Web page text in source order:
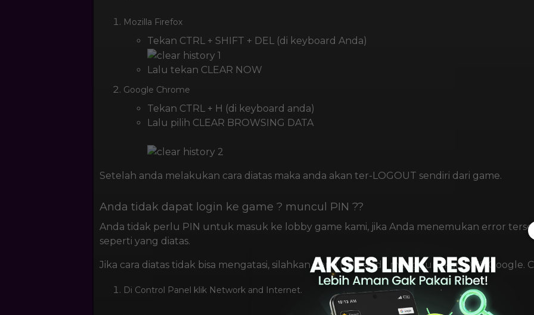
Mozilla Firefox
Tekan CTRL + SHIFT + DEL (di keyboard Anda)
Lalu tekan CLEAR NOW
Google Chrome
Tekan CTRL + H (di keyboard anda)
Lalu pilih CLEAR BROWSING DATA
Setelah anda melakukan cara diatas maka anda akan ter-LOGOUT sendiri dari game.
Anda tidak dapat login ke game ? muncul PIN ??
Anda tidak perlu PIN untuk masuk ke lobby game kami, jika Anda menemukan error
seperti yang diatas.
Jika cara diatas tidak bisa mengatasi, silahkan ganti DNS anda menggunakan DNS Google.
Di Control Panel klik Network and Internet.